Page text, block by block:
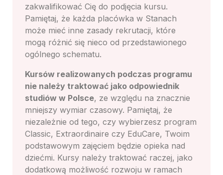
zakwalifikować Cię do podjęcia kursu.
Pamiętaj, że każda placówka w Stanach
może mieć inne zasady rekrutacji, które
mogą różnić się nieco od przedstawionego
ogólnego schematu.
Kursów realizowanych podczas programu
nie należy traktować jako odpowiednik
studiów w Polsce, ze względu na znacznie
mniejszy wymiar czasowy. Pamiętaj, że
niezależnie od tego, czy wybierzesz program
Classic, Extraordinaire czy EduCare, Twoim
podstawowym zajęciem będzie opieka nad
dziećmi. Kursy należy traktować raczej, jako
dodatkową możliwość rozwoju w ramach